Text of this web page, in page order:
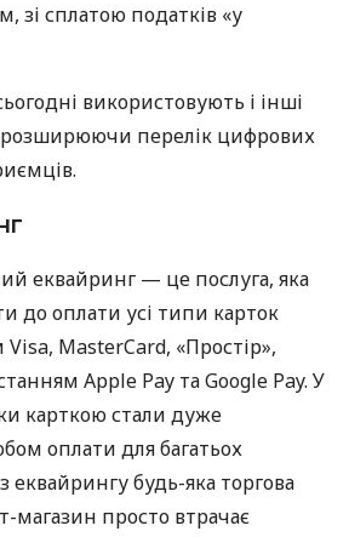
зі сплатою податків «у
використовують і інші
перелік цифрових
еквайринг — це послуга, яка
до оплати усі типи карток
MasterCard, «Простір»,
Apple Pay та Google Pay. У
карткою стали дуже
оплати для багатьох
еквайрингу будь-яка торгова
магазин просто втрачає